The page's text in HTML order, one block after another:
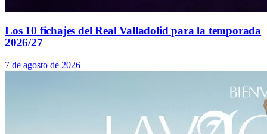
Los 10 fichajes del Real Valladolid para la temporada
2026/27
7 de agosto de 2026